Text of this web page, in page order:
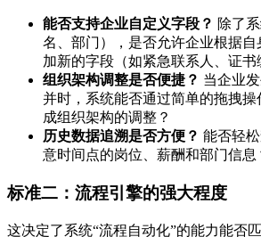
能否支持企业自定义字段？ 除了
名、部门），是否允许企业根据
加新的字段（如紧急联系人、证书
组织架构调整是否便捷？ 当企业
并时，系统能否通过简单的拖拽
成组织架构的调整？
历史数据追溯是否方便？ 能否轻
意时间点的岗位、薪酬和部门信息
标准二：流程引擎的强大程度
这决定了系统“流程自动化”的能力能否